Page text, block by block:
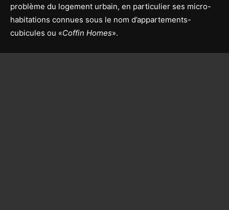
problème du logement urbain, en particulier ses micro-
habitations connues sous le nom d’appartements-
cubicules ou «Coffin Homes».